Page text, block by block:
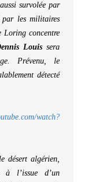
survolée par
par les militaires
Loring concentre
Louis sera
Prévenu, le
détecté
watch?
désert algérien,
l’issue d’un